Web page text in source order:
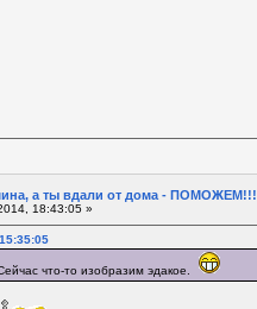
а ты вдали от дома - ПОМОЖЕМ!!!
18:43:05 »
что-то изобразим эдакое.